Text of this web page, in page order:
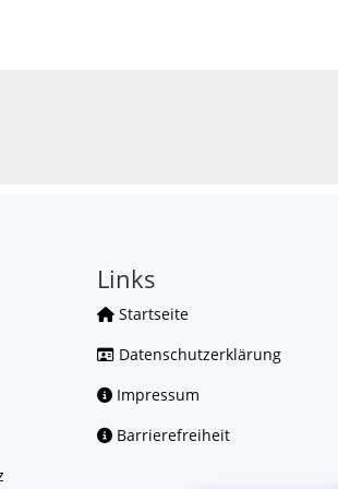
Links
Startseite
Datenschutzerklärung
Impressum
Barrierefreiheit